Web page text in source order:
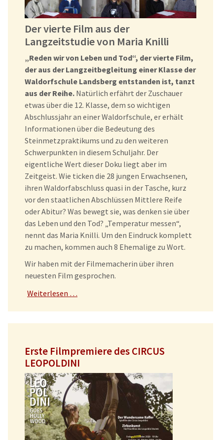
Der vierte Film aus der
Langzeitstudie von Maria Knilli
„Reden wir von Leben und Tod“, der vierte Film,
der aus der Langzeitbegleitung einer Klasse der
Waldorfschule Landsberg entstanden ist, tanzt
aus der Reihe. Natürlich erfährt der Zuschauer
etwas über die 12. Klasse, dem so wichtigen
Abschlussjahr an einer Waldorfschule, er erhält
Informationen über die Bedeutung des
Steinmetzpraktikums und zu den weiteren
Schwerpunkten in diesem Schuljahr. Der
eigentliche Wert dieser Doku liegt aber im
Zeitgeist. Wie ticken die 28 jungen Erwachsenen,
ihren Waldorfabschluss quasi in der Tasche, kurz
vor den staatlichen Abschlüssen Mittlere Reife
oder Abitur? Was bewegt sie, was denken sie über
das Leben und den Tod? „Temperatur messen“,
nennt das Maria Knilli. Um den Eindruck komplett
zu machen, kommen auch 8 Ehemalige zu Wort.
Wir haben mit der Filmemacherin über ihren
neuesten Film gesprochen.
Weiterlesen …
Erste Filmpremiere des CIRCUS
LEOPOLDINI